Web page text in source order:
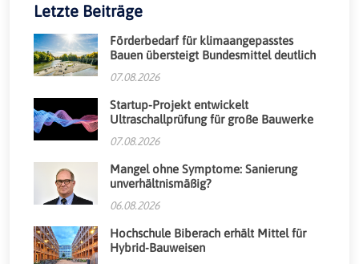
Letzte Beiträge
Förderbedarf für klimaangepasstes
Bauen übersteigt Bundesmittel deutlich
07.08.2026
Startup-Projekt entwickelt
Ultraschallprüfung für große Bauwerke
07.08.2026
Mangel ohne Symptome: Sanierung
unverhältnismäßig?
06.08.2026
Hochschule Biberach erhält Mittel für
Hybrid-Bauweisen